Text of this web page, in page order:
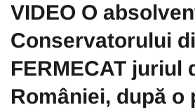
VIDEO O
Conservatorului
FERMECAT juriul
României, după o